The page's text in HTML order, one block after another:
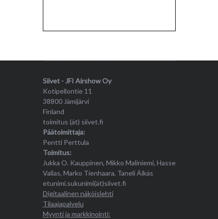
Siivet - JFI Airshow Oy
Kotipellontie 11
38800 Jämijärvi
Finland
toimitus (ät) siivet.fi
Päätoimittaja:
Pentti Perttula
Toimitus:
Jukka O. Kauppinen, Mikko Maliniemi, Hasse
Vallas, Marko Tienhaara, Taneli Äikäs
etunimi.sukunimi(ät)siivet.fi
Digitaalinen näköislehti
Tilaajapalvelu
Myynti ja markkinointi: